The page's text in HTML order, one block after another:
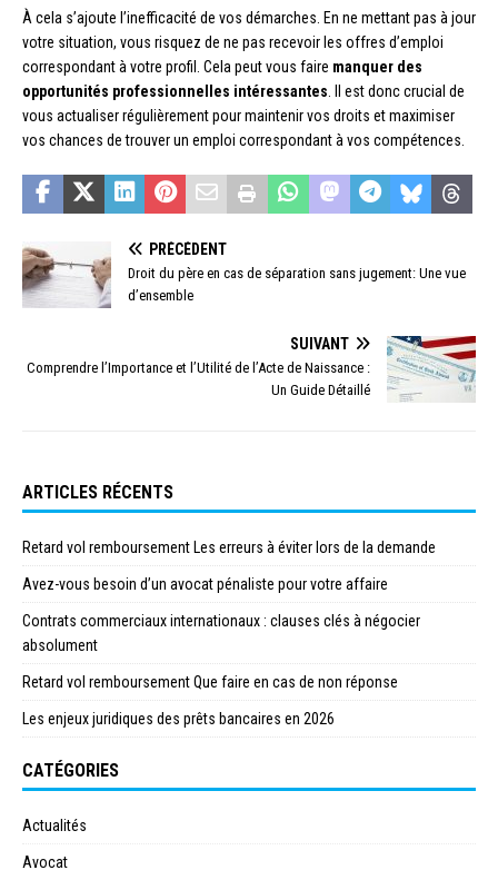
À cela s’ajoute l’inefficacité de vos démarches. En ne mettant pas à jour
votre situation, vous risquez de ne pas recevoir les offres d’emploi
correspondant à votre profil. Cela peut vous faire manquer des
opportunités professionnelles intéressantes. Il est donc crucial de
vous actualiser régulièrement pour maintenir vos droits et maximiser
vos chances de trouver un emploi correspondant à vos compétences.
PRÉCÉDENT
Droit du père en cas de séparation sans jugement: Une vue
d’ensemble
SUIVANT
Comprendre l’Importance et l’Utilité de l’Acte de Naissance :
Un Guide Détaillé
ARTICLES RÉCENTS
Retard vol remboursement Les erreurs à éviter lors de la demande
Avez-vous besoin d’un avocat pénaliste pour votre affaire
Contrats commerciaux internationaux : clauses clés à négocier
absolument
Retard vol remboursement Que faire en cas de non réponse
Les enjeux juridiques des prêts bancaires en 2026
CATÉGORIES
Actualités
Avocat